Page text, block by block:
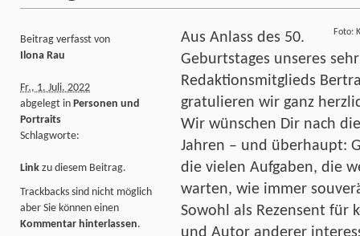
Foto:
Aus Anlass des 50.
Geburtstages unseres
Redaktionsmitglieds
gratulieren wir ganz
Wir wünschen Dir nach
Jahren – und überhaupt:
die vielen Aufgaben, die
warten, wie immer
Sowohl als Rezensent für
Beitrag verfasst von
Ilona Rau
Fr., 1. Juli. 2022
abgelegt in Personen und
Portraits
Schlagworte:
Link zu diesem Beitrag.
Trackbacks sind nicht möglich
aber Sie können einen
Kommentar hinterlassen.